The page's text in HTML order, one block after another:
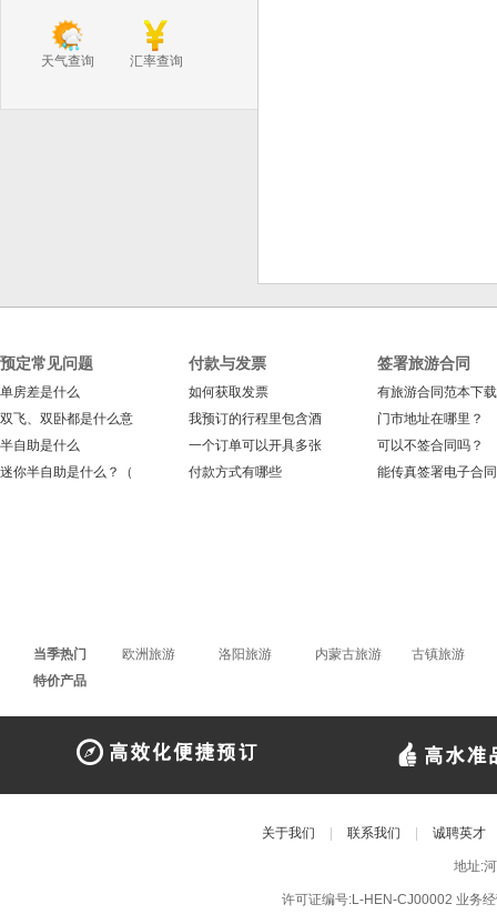
天气查询 汇率查询
预定常见问题
单房差是什么
双飞、双卧都是什么意
半自助是什么
迷你半自助是什么？（
付款与发票
如何获取发票
我预订的行程里包含酒
一个订单可以开具多张
付款方式有哪些
签署旅游合同
有旅游合同范本下
门市地址在哪里？
可以不签合同吗？
能传真签署电子合
当季热门 欧洲旅游 洛阳旅游 内蒙古旅游
古镇旅游
特价产品
关于我们 联系我们 诚聘英才
地址:
许可证编号:L-HEN-CJ00002 业务